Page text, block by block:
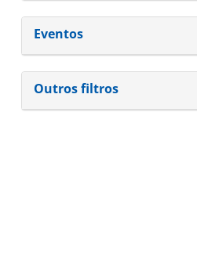
CT Operadora
CWW
Destinos
Eventos
Outros filtros